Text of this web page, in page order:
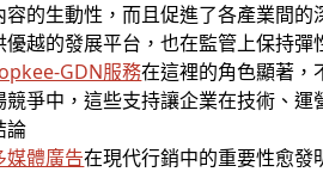
容的生動性，而且促進了各產業間
優越的發展平台，也在監管上保持彈
GDN服務在這裡的角色顯著，
競爭中，這些支持讓企業在技術、
論
媒體廣告在現代行銷中的重要性愈